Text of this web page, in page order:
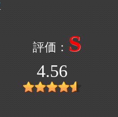
S
4.56